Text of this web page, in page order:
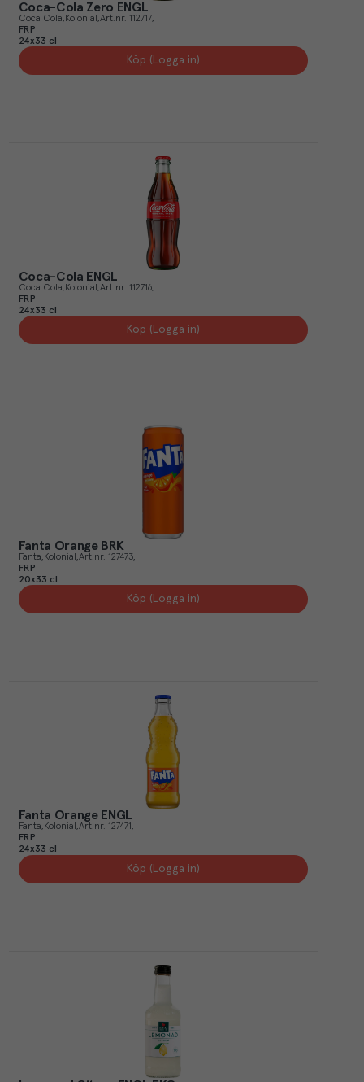
Coca-Cola Zero ENGL
Coca Cola Kolonial Art.nr. 112717
FRP
24x33 cl
Köp (Logga in)
Coca-Cola ENGL
Coca Cola Kolonial Art.nr. 112716
FRP
24x33 cl
Köp (Logga in)
Fanta Orange BRK
Fanta Kolonial Art.nr. 127473
FRP
20x33 cl
Köp (Logga in)
Fanta Orange ENGL
Fanta Kolonial Art.nr. 127471
FRP
24x33 cl
Köp (Logga in)